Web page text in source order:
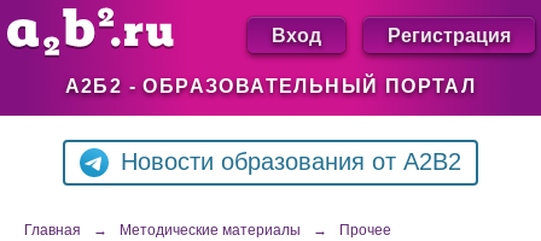
А2Б2 - ОБРАЗОВАТЕЛЬНЫЙ ПОРТАЛ
Вход Регистрация
Новости образования от A2B2
Главная → Методические материалы → Прочее